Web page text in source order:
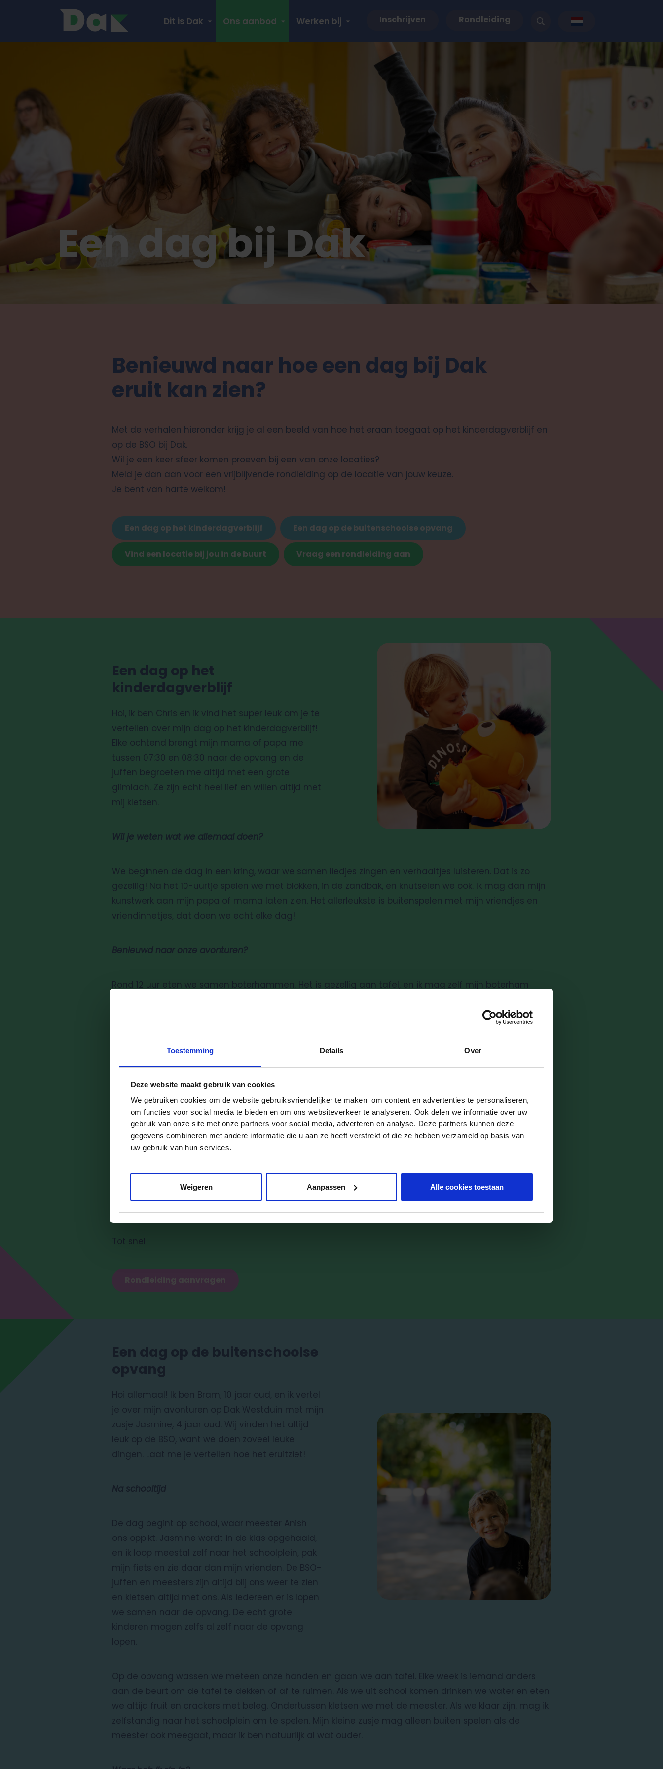
Toestemming Details Over
Deze website maakt gebruik van cookies
We gebruiken cookies om de website gebruiksvriendelijker te maken, om content en advertenties te personaliseren,
om functies voor social media te bieden en om ons websiteverkeer te analyseren. Ook delen we informatie over uw
gebruik van onze site met onze partners voor social media, adverteren en analyse. Deze partners kunnen deze
gegevens combineren met andere informatie die u aan ze heeft verstrekt of die ze hebben verzameld op basis van
uw gebruik van hun services.
Weigeren Aanpassen Alle cookies toestaan
Dit is Dak Ons aanbod Werken bij Inschrijven Rondleiding
Een dag bij Dak
Benieuwd naar hoe een dag bij Dak
eruit kan zien?
Met de verhalen hieronder krijg je al een beeld van hoe het eraan toegaat op het kinderdagverblijf en
op de BSO bij Dak.
Wil je een keer sfeer komen proeven bij een van onze locaties?
Meld je dan aan voor een vrijblijvende rondleiding op de locatie van jouw keuze.
Je bent van harte welkom!
Een dag op het kinderdagverblijf Een dag op de buitenschoolse opvang
Vind een locatie bij jou in de buurt Vraag een rondleiding aan
Een dag op het
kinderdagverblijf
Hoi, ik ben Chris en ik vind het super leuk om je te
vertellen over mijn dag op het kinderdagverblijf!
Elke ochtend brengt mijn mama of papa me
tussen 07:30 en 08:30 naar de opvang en de
juffen begroeten me altijd met een grote
glimlach. Ze zijn echt heel lief en willen altijd met
mij kletsen.
Wil je weten wat we allemaal doen?
We beginnen de dag in een kring, waar we samen liedjes zingen en verhaaltjes luisteren. Dat is zo
gezellig! Na het 10-uurtje spelen we met blokken, in de zandbak, en knutselen we ook. Ik mag dan mijn
kunstwerk aan mijn papa of mama laten zien. Het allerleukste is buitenspelen met mijn vriendjes en
vriendinnetjes, dat doen we echt elke dag!
Benieuwd naar onze avonturen?
Rond 12 uur eten we samen boterhammen. Het is gezellig aan tafel, en ik mag zelf mijn boterham
hebben we rustmomenten. Ik mag leuke dingen doen met de juf omdat ik al een beetje groot ben.
Als mijn papa of mama me komt ophalen, vertellen de juffen alles. Ze laten zien wat ik heb geknutseld
knuffel. Thuis vertel ik alles aan mijn papa of mama en soms zingen we samen de liedjes van het
kinderdagverblijf.
Het is altijd een leuke dag op het kinderdagverblijf, en ik kijk er de volgende keer weer naar uit! Als je
Tot snel!
Rondleiding aanvragen
Een dag op de buitenschoolse
opvang
Hoi allemaal! Ik ben Bram, 10 jaar oud, en ik vertel
je over mijn avonturen op Dak Westduin met mijn
zusje Jasmine, 4 jaar oud. Wij vinden het altijd
leuk op de BSO, want we doen zoveel leuke
dingen. Laat me je vertellen hoe het eruitziet!
Na schooltijd
De dag begint op school, waar meester Anish
ons oppikt. Jasmine wordt in de klas opgehaald,
en ik loop meestal zelf naar het schoolplein, pak
mijn fiets en zie daar dan mijn vrienden. De BSO-
juffen en meesters zijn altijd blij ons weer te zien
en kletsen altijd met ons. Als iedereen er is lopen
we samen naar de opvang. De echt grote
kinderen mogen zelfs al zelf naar de opvang
lopen.
Op de opvang wassen we meteen onze handen en gaan we aan tafel. Elke week is iemand anders
aan de beurt om de tafel te dekken of af te ruimen. Als we uit school komen drinken we water en eten
we altijd fruit en crackers met beleg. Ondertussen kletsen we met de meester. Als we klaar zijn, mag ik
zelfstandig naar het schoolplein om te spelen. Mijn kleine zusje mag alleen buiten spelen als de
meester ook meegaat, maar ik ben natuurlijk al wat ouder.